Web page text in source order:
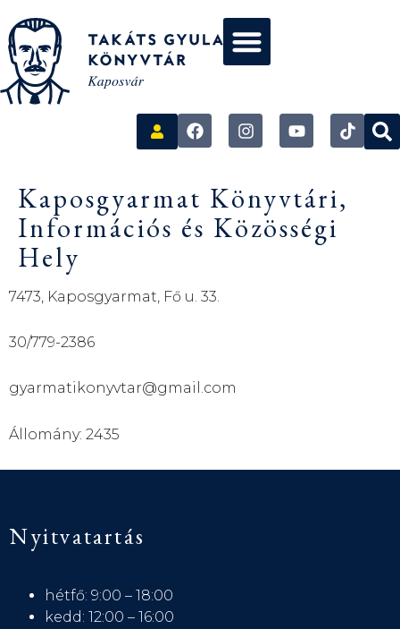
Kaposgyarmat Könyvtári,
Információs és Közösségi
Hely
7473, Kaposgyarmat, Fő u. 33.
30/779-2386
gyarmatikonyvtar@gmail.com
Állomány: 2435
Nyitvatartás
hétfő: 9:00 – 18:00
kedd: 12:00 – 16:00